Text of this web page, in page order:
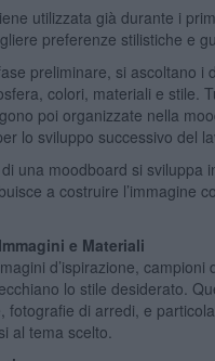
utilizzata già durante i
preferenze stilistiche e
preliminare, si ascoltano i
colori, materiali e stile.
poi organizzate nella
lo sviluppo successivo del
una moodboard si sviluppa
a costruire l’immagine
e Materiali
d’ispirazione, campioni
lo stile desiderato.
fotografie di arredi, e
al tema scelto.